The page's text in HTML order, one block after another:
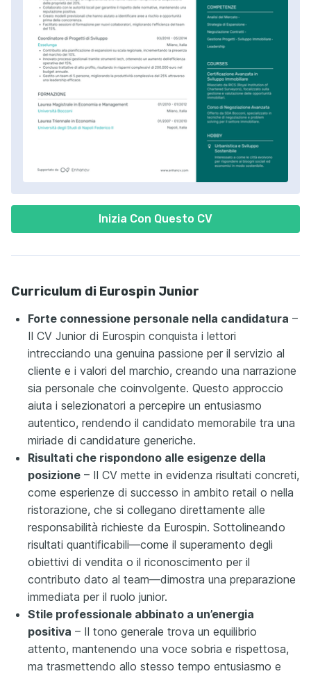
Inizia Con Questo CV
Curriculum di Eurospin Junior
Forte connessione personale nella candidatura –
Il CV Junior di Eurospin conquista i lettori
intrecciando una genuina passione per il servizio al
cliente e i valori del marchio, creando una narrazione
sia personale che coinvolgente. Questo approccio
aiuta i selezionatori a percepire un entusiasmo
autentico, rendendo il candidato memorabile tra una
miriade di candidature generiche.
Risultati che rispondono alle esigenze della
posizione – Il CV mette in evidenza risultati concreti,
come esperienze di successo in ambito retail o nella
ristorazione, che si collegano direttamente alle
responsabilità richieste da Eurospin. Sottolineando
risultati quantificabili—come il superamento degli
obiettivi di vendita o il riconoscimento per il
contributo dato al team—dimostra una preparazione
immediata per il ruolo junior.
Stile professionale abbinato a un’energia
positiva – Il tono generale trova un equilibrio
attento, mantenendo una voce sobria e rispettosa,
ma trasmettendo allo stesso tempo entusiasmo e